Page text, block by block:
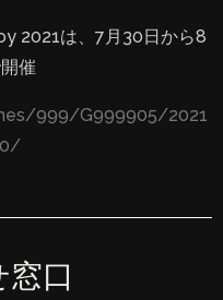
2021は、7月30日から8
催
999/G999905/2021
口